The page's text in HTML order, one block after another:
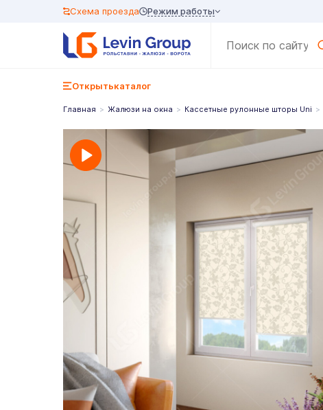
Схема проезда Режим работы
Открытькаталог
Главная Жалюзи на окна Кассетные рулонные шторы Uni